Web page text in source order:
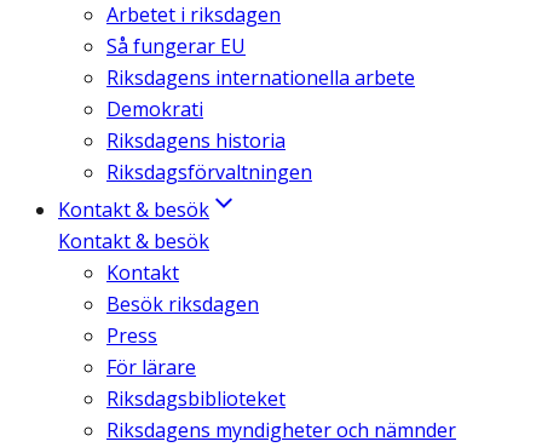
Arbetet i riksdagen
Så fungerar EU
Riksdagens internationella arbete
Demokrati
Riksdagens historia
Riksdagsförvaltningen
Kontakt & besök
Kontakt & besök
Kontakt
Besök riksdagen
Press
För lärare
Riksdagsbiblioteket
Riksdagens myndigheter och nämnder